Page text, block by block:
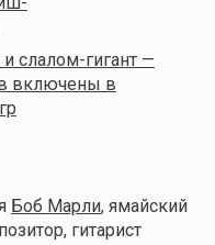
слалом-гигант —
включены в
Боб Марли, ямайский
гитарист